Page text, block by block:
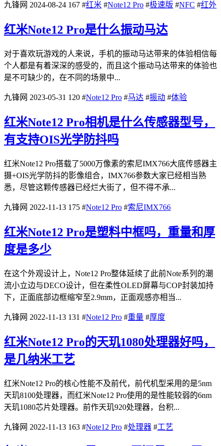
九锋网 2024-08-24 167 #红米 #Note12 Pro #极速版 #NFC #红外
红米Note12 Pro是什么振动马达
对于喜欢玩游戏的人来说，手机的振动马达带来的体验相信每
个人都是有着深深的感受的，而且这个振动马达带来的体验也
是不可缺少的，在不同的场景中...
九锋网 2023-05-31 120 #Note12 Pro #马达 #振动 #体验
红米Note12 Pro相机是什么传感器型号，
有支持OIS光学防抖吗
红米Note12 Pro搭载了5000万像素的索尼IMX766大底传感器主
摄+OIS光学防抖的影像组合，IMX766参数大家已经相当熟
悉，尽管这颗传感器已经烂大街了，但不得不承...
九锋网 2022-11-13 175 #Note12 Pro #索尼IMX766
红米Note12 Pro是塑料中框吗，重量和厚
度是多少
在这个外观设计上，Note12 Pro整体延续了此前Note系列的潮
流小立边与DECO设计，但在柔性OLED屏幕与COP封装加持
下，正面底部边框缩窄至2.9mm，正面观感亦相当...
九锋网 2022-11-13 131 #Note12 Pro #重量 #厚度
红米Note12 Pro的天玑1080处理器好吗，
是几纳米工艺
红米Note12 Pro的核心性能不及前代，前代机型采用的是5nm
天玑8100处理器，而红米Note12 Pro使用的是性能较弱的6nm
天玑1080芯片处理器。前作天玑920处理器，台积...
九锋网 2022-11-13 163 #Note12 Pro #处理器 #工艺